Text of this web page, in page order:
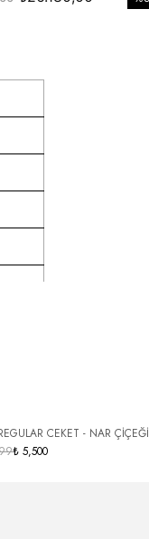
CEKET - NAR ÇİÇEĞİ
₺ 5,500